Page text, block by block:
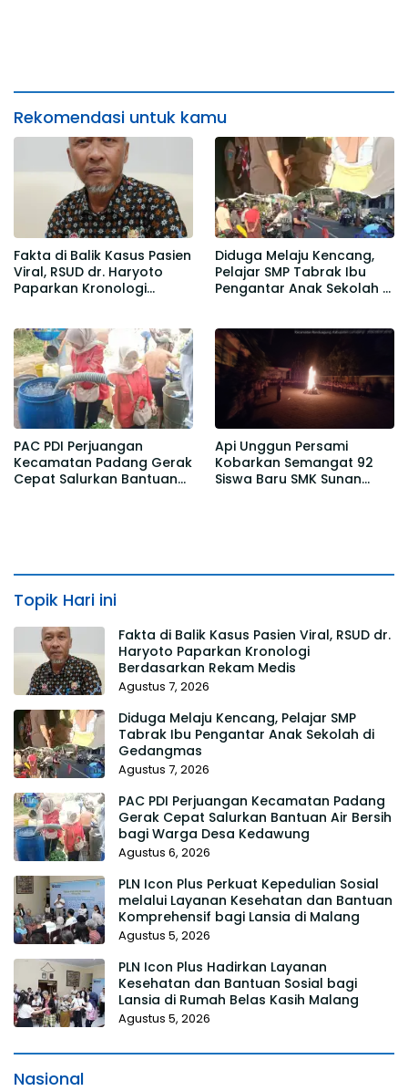
Rekomendasi untuk kamu
Fakta di Balik Kasus Pasien
Viral, RSUD dr. Haryoto
Paparkan Kronologi
Diduga Melaju Kencang,
Pelajar SMP Tabrak Ibu
Pengantar Anak Sekolah di
PAC PDI Perjuangan
Kecamatan Padang Gerak
Cepat Salurkan Bantuan
Api Unggun Persami
Kobarkan Semangat 92
Siswa Baru SMK Sunan
Topik Hari ini
Fakta di Balik Kasus Pasien Viral, RSUD dr.
Haryoto Paparkan Kronologi
Berdasarkan Rekam Medis
Agustus 7, 2026
Diduga Melaju Kencang, Pelajar SMP
Tabrak Ibu Pengantar Anak Sekolah di
Gedangmas
Agustus 7, 2026
PAC PDI Perjuangan Kecamatan Padang
Gerak Cepat Salurkan Bantuan Air Bersih
bagi Warga Desa Kedawung
Agustus 6, 2026
PLN Icon Plus Perkuat Kepedulian Sosial
melalui Layanan Kesehatan dan Bantuan
Komprehensif bagi Lansia di Malang
Agustus 5, 2026
PLN Icon Plus Hadirkan Layanan
Kesehatan dan Bantuan Sosial bagi
Lansia di Rumah Belas Kasih Malang
Agustus 5, 2026
Nasional